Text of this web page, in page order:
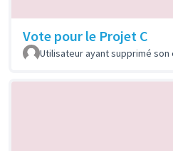
Vote pour le Projet C
Utilisateur ayant supprimé son